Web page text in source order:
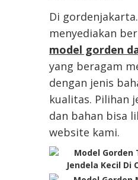
Di
menyediakan
model gorden
yang beragam
dengan jenis
kualitas. Pilihan
dan bahan bisa
website kami.